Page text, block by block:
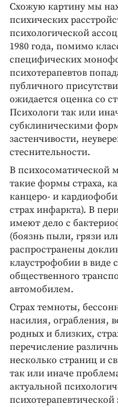
Схожую картину мы
психических
психологической
1980 года, помимо
специфических
психотерапевтов
публичного
ожидается оценка со
Психологи так или
субклиническими
застенчивости,
стеснительности.
В психосоматической
такие формы страха,
канцеро- и
страх инфаркта). В
имеют дело с
(боязнь пыли, грязи
распространены
клаустрофобии в виде
общественного
автомобилем.
Страх темноты,
насилия, ограбления,
родных и близких,
перечисление
несколько страниц и
так или иначе
актуальной
психотерапевтической